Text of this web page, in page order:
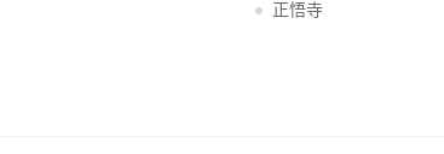
正悟寺